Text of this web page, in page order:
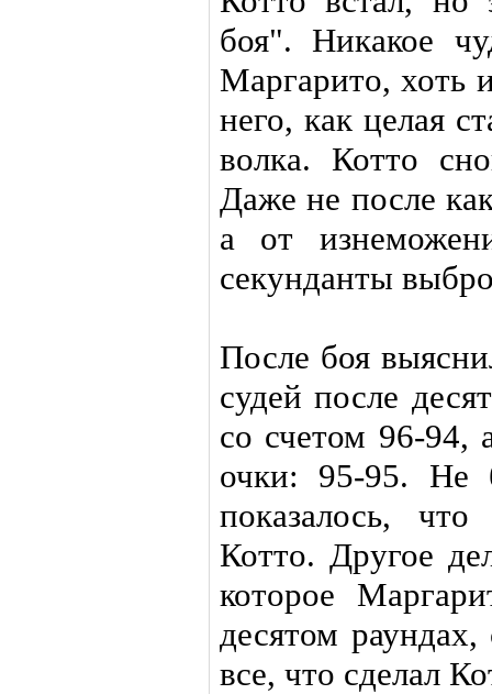
боя". Никакое
Маргарито, хоть
него, как целая
волка. Котто
Даже не после
а от
секунданты
После боя
судей после
со счетом 96-94,
очки: 95-95. Не
показалось,
Котто. Другое
которое
десятом
все, что сделал